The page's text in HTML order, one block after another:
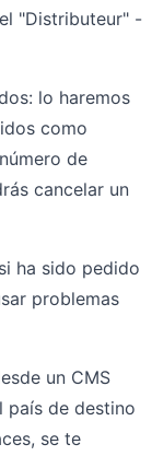
"Distributeur" -
lo haremos
como
de
cancelar un
ha sido pedido
problemas
un CMS
país de destino
se te